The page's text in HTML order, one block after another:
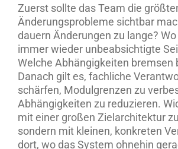
Zuerst sollte das Team die
Änderungsprobleme sichtbar
dauern Änderungen zu lange?
immer wieder unbeabsichtigte
Welche Abhängigkeiten bremsen
Danach gilt es, fachliche
schärfen, Modulgrenzen zu
Abhängigkeiten zu reduzieren.
mit einer großen Zielarchitektur
sondern mit kleinen, konkreten
dort, wo das System ohnehin